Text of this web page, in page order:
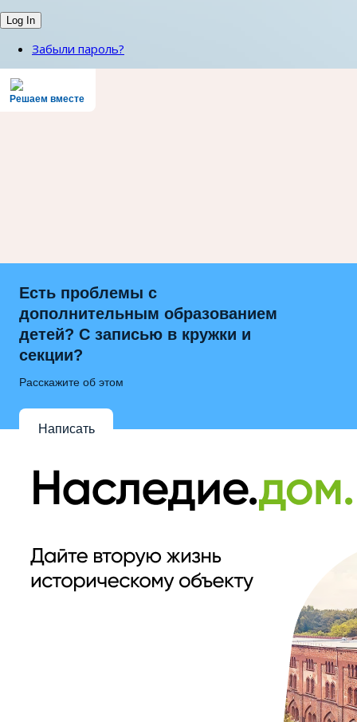
Забыли пароль?
Решаем вместе
Есть проблемы с
дополнительным образованием
детей? С записью в кружки и
секции?
Расскажите об этом
Написать